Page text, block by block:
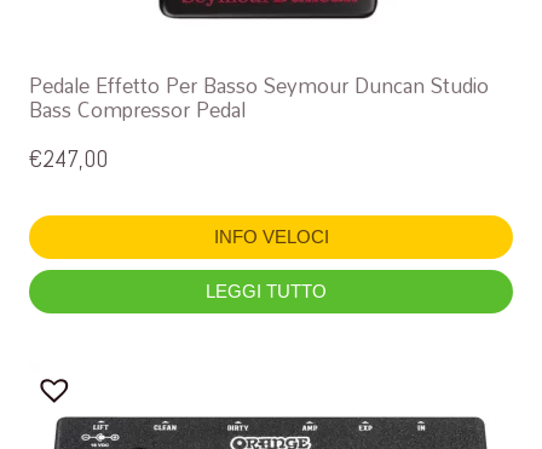
Pedale Effetto Per Basso Seymour Duncan Studio
Bass Compressor Pedal
€247,00
INFO VELOCI
LEGGI TUTTO